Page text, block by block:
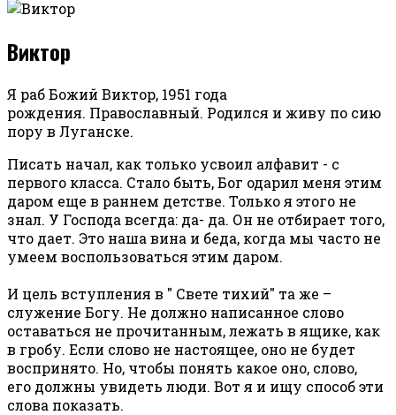
Виктор
Я раб Божий Виктор, 1951 года
рождения. Православный. Родился и живу по сию
пору в Луганске.
Писать начал, как только усвоил алфавит - с
первого класса. Стало быть, Бог одарил меня этим
даром еще в раннем детстве. Только я этого не
знал. У Господа всегда: да- да. Он не отбирает того,
что дает. Это наша вина и беда, когда мы часто не
умеем воспользоваться этим даром.
И цель вступления в " Свете тихий" та же –
служение Богу. Не должно написанное слово
оставаться не прочитанным, лежать в ящике, как
в гробу. Если слово не настоящее, оно не будет
воспринято. Но, чтобы понять какое оно, слово,
его должны увидеть люди. Вот я и ищу способ эти
слова показать.